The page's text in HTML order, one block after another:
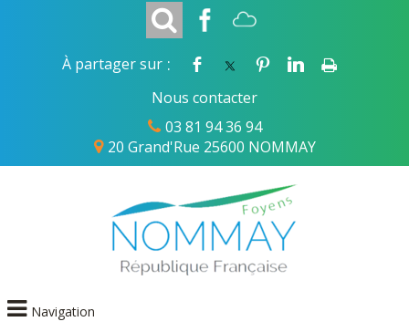
20 Grand'Rue 25600 NOMMAY
03 81 94 36 94
Nous contacter
À partager sur :
Navigation